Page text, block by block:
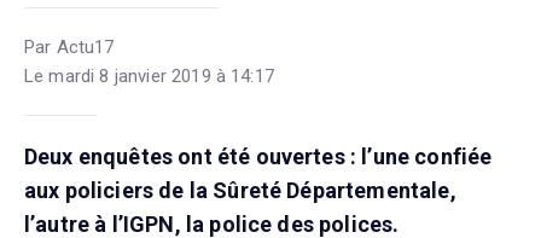
Par Actu17
Le mardi 8 janvier 2019 à 14:17
Deux enquêtes ont été ouvertes : l’une confiée
aux policiers de la Sûreté Départementale,
l’autre à l’IGPN, la police des polices.